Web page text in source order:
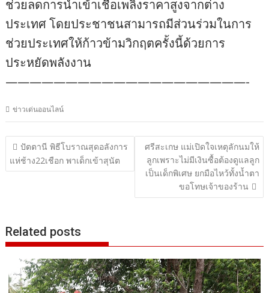
ช่วยลดการนำเข้าเชื้อเพลิงราคาสูงจากต่าง
ประเทศ โดยประชาชนสามารถมีส่วนร่วมในการ
ช่วยประเทศให้ก้าวข้ามวิกฤตครั้งนี้ด้วยการ
ประหยัดพลังงาน
————————————————————-
ข่าวเด่นออนไลน์
แนะแนว
เรื่อง
ปัตตานี พิธีโบราณสุดอลังการ
แห่ช้าง22เชือก พาเด็กเข้าสุนัต
ศรีสะเกษ แม่เปิดใจเหตุลักนมให้
ลูกเพราะไม่มีเงินซื้อต้องดูแลลูก
เป็นเด็กพิเศษ ยกมือไหว้ทั้งน้ำตา
ขอโทษเจ้าของร้าน
Related posts